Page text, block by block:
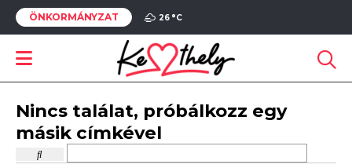
ÖNKORMÁNYZAT 26 °C
Nincs találat, próbálkozz egy
másik címkével